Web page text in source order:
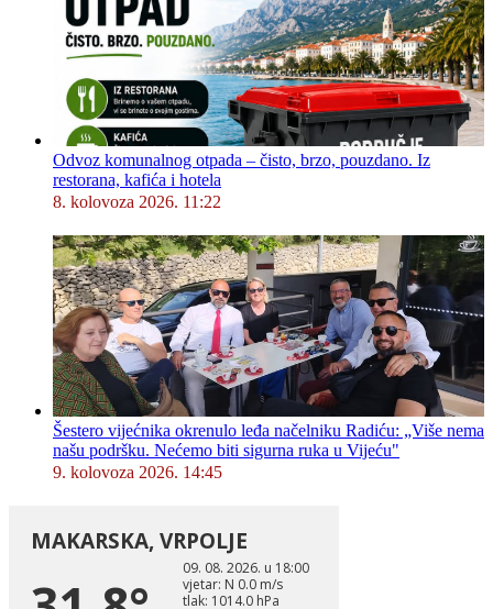
Odvoz komunalnog otpada – čisto, brzo, pouzdano. Iz
restorana, kafića i hotela
8. kolovoza 2026. 11:22
Šestero vijećnika okrenulo leđa načelniku Radiću: „Više nema
našu podršku. Nećemo biti sigurna ruka u Vijeću"
9. kolovoza 2026. 14:45